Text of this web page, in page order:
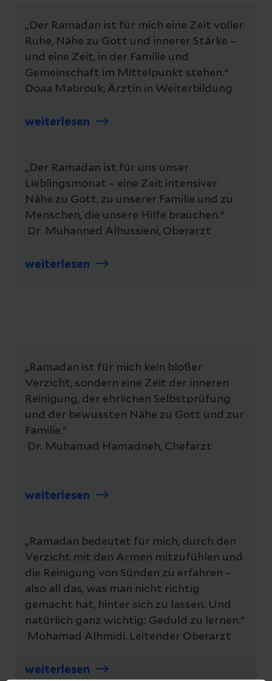
„Der Ramadan ist für mich eine Zeit voller
Ruhe, Nähe zu Gott und innerer Stärke –
und eine Zeit, in der Familie und
Gemeinschaft im Mittelpunkt stehen.“
Doaa Mabrouk, Ärztin in Weiterbildung
weiterlesen
„Der Ramadan ist für uns unser
Lieblingsmonat – eine Zeit intensiver
Nähe zu Gott, zu unserer Familie und zu
Menschen, die unsere Hilfe brauchen.“
Dr. Muhanned Alhussieni, Oberarzt
weiterlesen
„Ramadan ist für mich kein bloßer
Verzicht, sondern eine Zeit der inneren
Reinigung, der ehrlichen Selbstprüfung
und der bewussten Nähe zu Gott und zur
Familie.“
Dr. Muhamad Hamadneh, Chefarzt
weiterlesen
„Ramadan bedeutet für mich, durch den
Verzicht mit den Armen mitzufühlen und
die Reinigung von Sünden zu erfahren –
also all das, was man nicht richtig
gemacht hat, hinter sich zu lassen. Und
natürlich ganz wichtig: Geduld zu lernen.“
Mohamad Alhmidi, Leitender Oberarzt
weiterlesen